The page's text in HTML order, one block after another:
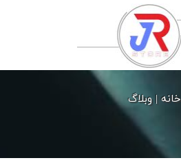
خانه |وبلاگ